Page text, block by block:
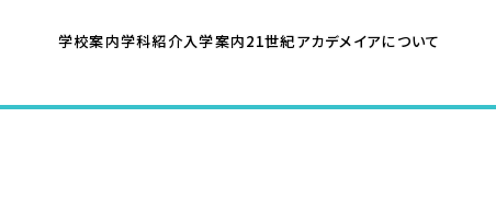
学校案内学科紹介入学案内21世紀アカデメイアについて